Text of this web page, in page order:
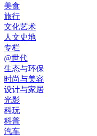
美食
旅行
文化艺术
人文史地
专栏
@世代
生态与环保
时尚与美容
设计与家居
光影
科玩
科普
汽车